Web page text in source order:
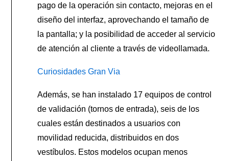
pago de la operación sin contacto, mejoras en el
diseño del interfaz, aprovechando el tamaño de
la pantalla; y la posibilidad de acceder al servicio
de atención al cliente a través de videollamada.
Curiosidades Gran Via
Además, se han instalado 17 equipos de control
de validación (tornos de entrada), seis de los
cuales están destinados a usuarios con
movilidad reducida, distribuidos en dos
vestíbulos. Estos modelos ocupan menos